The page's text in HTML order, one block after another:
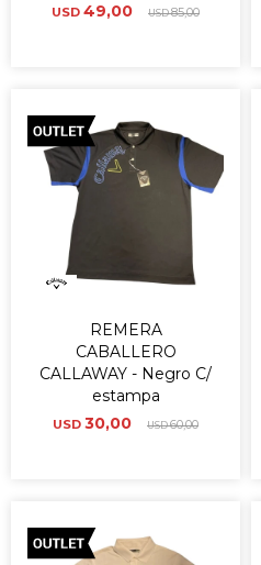
USD 49,00 USD85,00
REMERA
CABALLERO
CALLAWAY - Negro C/
estampa
USD 30,00 USD60,00